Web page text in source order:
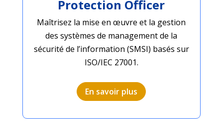
Protection Officer
Maîtrisez la mise en œuvre et la gestion
des systèmes de management de la
sécurité de l’information (SMSI) basés sur
ISO/IEC 27001.
En savoir plus